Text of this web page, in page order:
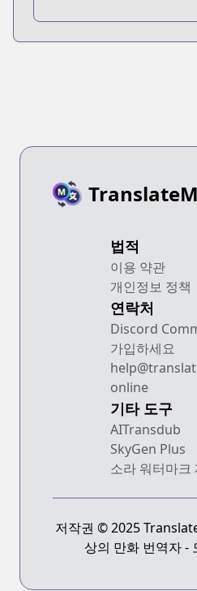
법적
이용 약관
개인정보 정책
연락처
Discord
가입하세요
online
기타 도구
AITransdub
SkyGen Plus
소라 워터마크
저작권 © 2025
상의 만화 번역자 -